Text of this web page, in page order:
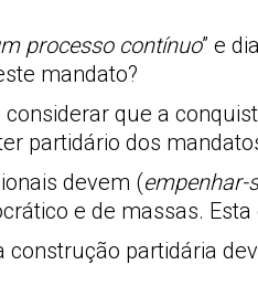
processo contínuo” e
mandato?
que a
partidário dos
devem (empenhar-
e de massas.
partidária